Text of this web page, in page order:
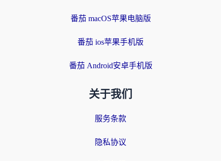
番茄 macOS苹果电脑版
番茄 ios苹果手机版
番茄 Android安卓手机版
关于我们
服务条款
隐私协议